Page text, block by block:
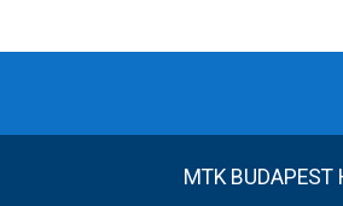
MTK BUDAPEST